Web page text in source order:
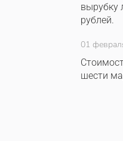
вырубку
рублей.
01
шести